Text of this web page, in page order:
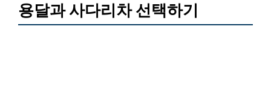
용달과 사다리차 선택하기